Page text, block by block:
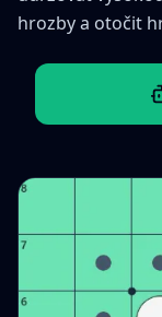
hrozby a otočit